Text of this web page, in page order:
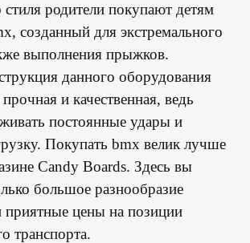
стиля родители покупают детям
созданный для экстремального
выполнения прыжков.
данного оборудования
и качественная, ведь
постоянные удары и
Покупать bmx велик лучше
Candy Boards. Здесь вы
большое разнообразие
приятные цены на позиции
транспорта.